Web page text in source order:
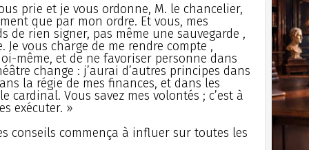
prie et je vous ordonne, M. le chancelier,
que par mon ordre. Et vous, mes
de rien signer, pas même une sauvegarde ,
vous charge de me rendre compte ,
même, et de ne favoriser personne dans
change : j’aurai d’autres principes dans
la régie de mes finances, et dans les
cardinal. Vous savez mes volontés ; c’est à
exécuter. »
conseils commença à influer sur toutes les